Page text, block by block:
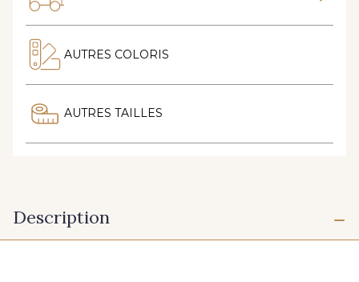
AUTRES COLORIS
AUTRES TAILLES
Description